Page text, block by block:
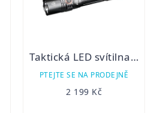
Taktická LED svítilna Fenix PD35 V3.0
PTEJTE SE NA PRODEJNĚ
2 199 Kč